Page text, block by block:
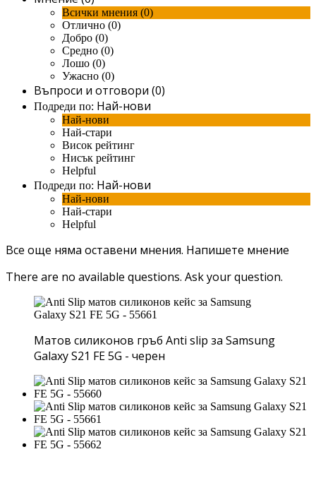
Всички мнения (0)
Отлично (0)
Добро (0)
Средно (0)
Лошо (0)
Ужасно (0)
Въпроси и отговори (0)
Подреди по: Най-нови
Най-нови
Най-стари
Висок рейтинг
Нисък рейтинг
Helpful
Подреди по: Най-нови
Най-нови
Най-стари
Helpful
Все още няма оставени мнения. Напишете мнение
There are no available questions. Ask your question.
Матов силиконов гръб Anti slip за Samsung
Galaxy S21 FE 5G - черен